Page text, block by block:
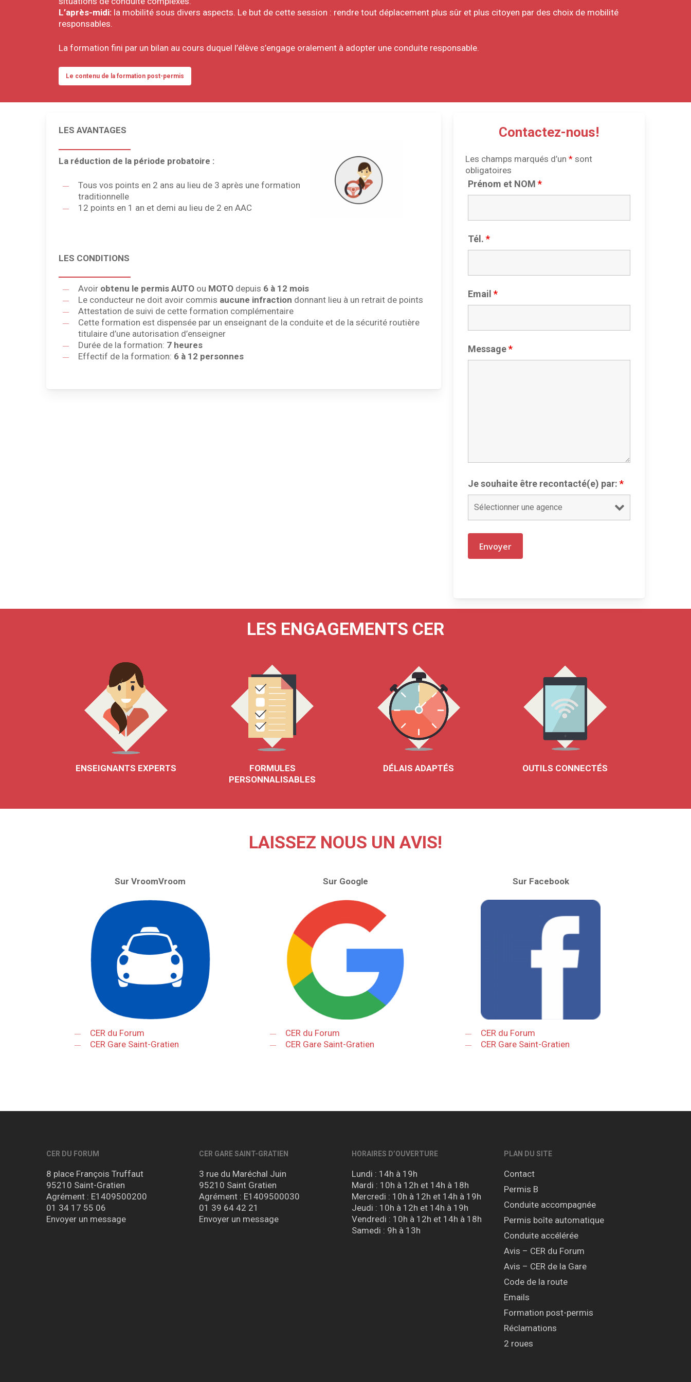
L’après-midi:la mobilité sous divers aspects. Le but de cette session : rendre tout déplacement plus sûr et plus citoyen par des choix de mobilité
responsables.
La formation fini par un bilan au cours duquel l’élève s’engage oralement à adopter une conduite responsable.
Le contenu de la formation post-permis
LES AVANTAGES
La réduction de la période probatoire :
Tous vos points en 2 ans au lieu de 3 après une formation
traditionnelle
12 points en 1 an et demi au lieu de 2 en AAC
LES CONDITIONS
Avoir obtenu le permis AUTOou MOTOdepuis 6 à 12 mois
Le conducteur ne doit avoir commis aucune infraction donnant lieu à un retrait de points
Attestation de suivi de cette formation complémentaire
Cette formation est dispensée par un enseignant de la conduite et de la sécurité routière
titulaire d’une autorisation d’enseigner
Durée de la formation: 7 heures
Effectif de la formation: 6 à 12 personnes
Contactez-nous!
Les champs marqués d’un * sont
obligatoires
Prénom et NOM *
Tél. *
Email *
Message*
Je souhaite être recontacté(e) par: *
LES ENGAGEMENTS CER
ENSEIGNANTS EXPERTS
FORMULES
PERSONNALISABLES
DÉLAIS ADAPTÉS OUTILS CONNECTÉS
LAISSEZ NOUS UN AVIS!
Sur VroomVroom
CER du Forum
CER Gare Saint-Gratien
Sur Google
CER du Forum
CER Gare Saint-Gratien
Sur Facebook
CER du Forum
CER Gare Saint-Gratien
CER DU FORUM
8 place François Truffaut
95210 Saint-Gratien
Agrément : E1409500200
01 34 17 55 06
Envoyer un message
CER GARE SAINT-GRATIEN
3 rue du Maréchal Juin
95210 Saint Gratien
Agrément : E1409500030
01 39 64 42 21
Envoyer un message
HORAIRES D’OUVERTURE
Lundi : 14h à 19h
Mardi : 10h à 12h et 14h à 18h
Mercredi : 10h à 12h et 14h à 19h
Jeudi : 10h à 12h et 14h à 19h
Vendredi : 10h à 12h et 14h à 18h
Samedi : 9h à 13h
PLAN DU SITE
Contact
Permis B
Conduite accompagnée
Permis boîte automatique
Conduite accélérée
Avis – CER du Forum
Avis – CER de la Gare
Code de la route
Emails
Formation post-permis
Réclamations
2 roues